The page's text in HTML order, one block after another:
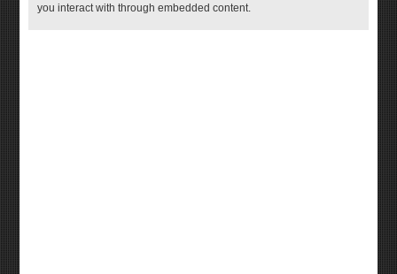
you interact with through embedded content.